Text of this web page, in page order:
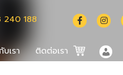
บเรา ติดต่อเรา
240 188